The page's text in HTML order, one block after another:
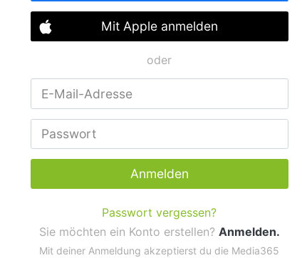
Mit Apple anmelden
oder
Anmelden
Passwort vergessen?
Sie möchten ein Konto erstellen? Anmelden.
Mit deiner Anmeldung akzeptierst du die Media365